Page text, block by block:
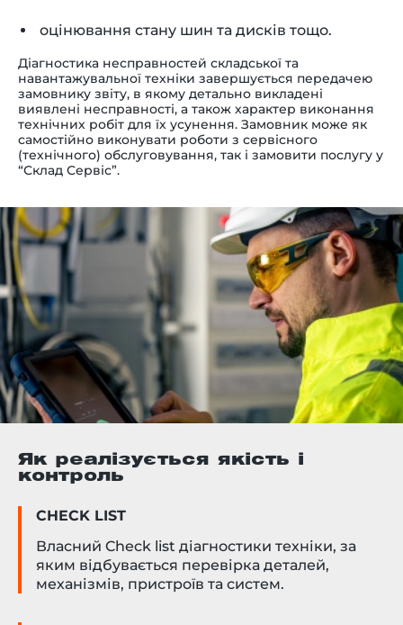
оцінювання стану шин та дисків тощо.
Діагностика несправностей складської та
навантажувальної техніки завершується передачею
замовнику звіту, в якому детально викладені
виявлені несправності, а також характер виконання
технічних робіт для їх усунення. Замовник може як
самостійно виконувати роботи з сервісного
(технічного) обслуговування, так і замовити послугу у
“Склад Сервіс”.
Як реалізується якість і
контроль
CHECK LIST
Власний Check list діагностики техніки, за
яким відбувається перевірка деталей,
механізмів, пристроїв та систем.